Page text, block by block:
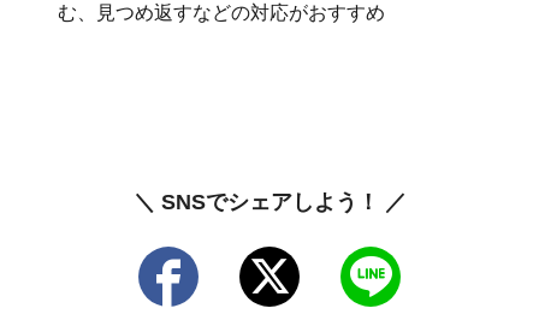
む、見つめ返すなどの対応がおすすめ
＼ SNSでシェアしよう！ ／